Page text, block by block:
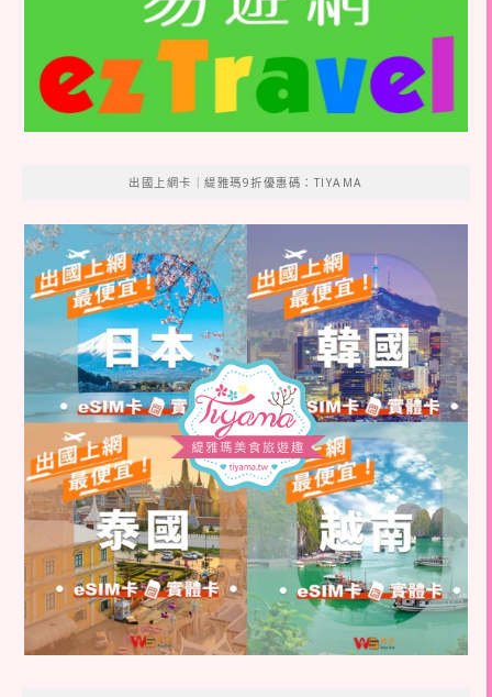
出國上網卡｜緹雅瑪9折優惠碼：TIYAMA